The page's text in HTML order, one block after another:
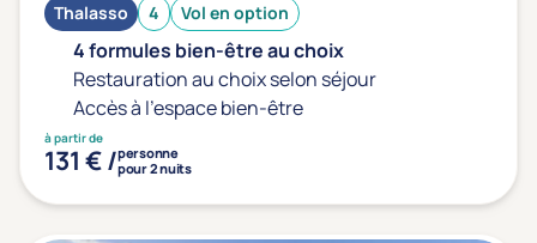
Distance de chez vous
Établissements proches de chez moi
Km
Thalasso 4 Vol en option
4 formules bien-être au choix
Restauration au choix selon séjour
Accès à l'espace bien-être
à partir de
131 € /personne
pour 2 nuits